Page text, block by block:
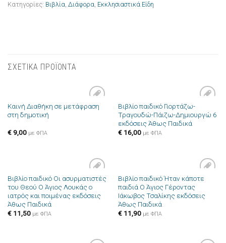
Κατηγορίες: Βιβλία, Διάφορα, Εκκλησιαστικά Είδη
ΣΧΕΤΙΚΑ ΠΡΟΪΟΝΤΑ
Πρόσθήκη
Καινή Διαθήκη σε μετάφραση
στη δημοτική
€9,00 με ΦΠΑ
Πρόσθήκη
στην λίστα
επιθυμιών
Βιβλίο παιδικό Γιορτάζω-
Τραγουδώ-Πάιζω-Δημιουργώ 6
εκδόσεις Άθως Παιδικά
€16,00 με ΦΠΑ
Πρόσθήκη
στην λίστα
επιθυμιών
Βιβλίο παιδικό Οι ασυρματιστές
του Θεού Ο Άγιος Λουκάς ο
ιατρός και ποιμένας εκδόσεις
Άθως Παιδικά
€11,50 με ΦΠΑ
Πρόσθήκη
στην λίστα
επιθυμιών
Βιβλίο παιδικό Ήταν κάποτε
παιδιά Ο Άγιος Γέροντας
Ιάκωβος Τσαλίκης εκδόσεις
Άθως Παιδικά
€11,90 με ΦΠΑ